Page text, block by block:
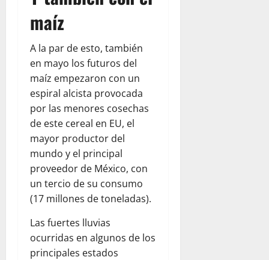
maíz
A la par de esto, también
en mayo los futuros del
maíz empezaron con un
espiral alcista provocada
por las menores cosechas
de este cereal en EU, el
mayor productor del
mundo y el principal
proveedor de México, con
un tercio de su consumo
(17 millones de toneladas).
Las fuertes lluvias
ocurridas en algunos de los
principales estados